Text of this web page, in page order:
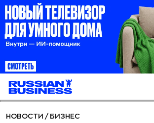
НОВОСТИ / БИЗНЕС